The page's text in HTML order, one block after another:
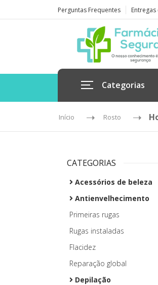
Perguntas Frequentes
Categorias
Início Rosto
CATEGORIAS
Acessórios de beleza
Antienvelhecimento
Primeiras rugas
Rugas instaladas
Flacidez
Reparação global
Depilação